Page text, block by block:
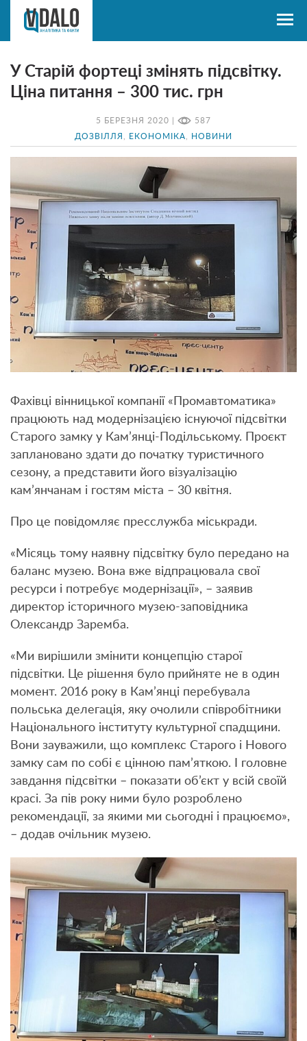
5 БЕРЕЗНЯ 2020 | 587
ДОЗВІЛЛЯ ЕКОНОМІКА НОВИНИ
У Старій фортеці змінять підсвітку.
Ціна питання – 300 тис. грн
Фахівці вінницької компанії «Промавтоматика»
працюють над модернізацією існуючої підсвітки
Старого замку у Кам’янці-Подільському. Проєкт
заплановано здати до початку туристичного
сезону, а представити його візуалізацію
кам’янчанам і гостям міста – 30 квітня.
Про це повідомляє пресслужба міськради.
«Місяць тому наявну підсвітку було передано на
баланс музею. Вона вже відпрацювала свої
ресурси і потребує модернізації», – заявив
директор історичного музею-заповідника
Олександр Заремба.
«Ми вирішили змінити концепцію старої
підсвітки. Це рішення було прийняте не в один
момент. 2016 року в Кам’янці перебувала
польська делегація, яку очолили співробітники
Національного інституту культурної спадщини.
Вони зауважили, що комплекс Старого і Нового
замку сам по собі є цінною пам’яткою. І головне
завдання підсвітки – показати об’єкт у всій своїй
красі. За пів року ними було розроблено
рекомендації, за якими ми сьогодні і працюємо»,
– додав очільник музею.